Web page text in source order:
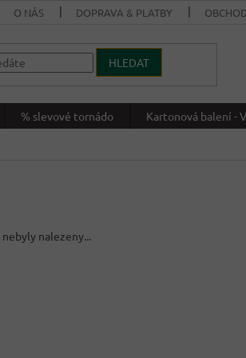
O NÁS DOPRAVA & PLATBY
HLEDAT
% slevové tornádo Kartonová balení -
nebyly nalezeny...